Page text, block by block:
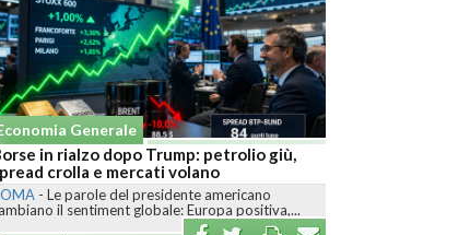
Generale
in rialzo dopo Trump: petrolio giù,
crolla e mercati volano
- Le parole del presidente americano
il sentiment globale: Europa positiva,...